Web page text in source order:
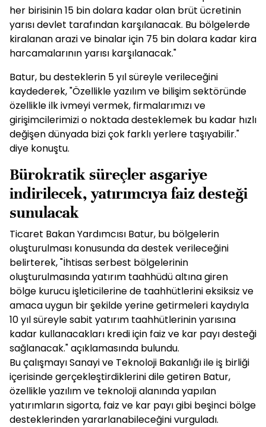
her birisinin 15 bin dolara kadar olan brüt ücretinin
yarısı devlet tarafından karşılanacak. Bu bölgelerde
kiralanan arazi ve binalar için 75 bin dolara kadar kira
harcamalarının yarısı karşılanacak."
Batur, bu desteklerin 5 yıl süreyle verileceğini
kaydederek, "Özellikle yazılım ve bilişim sektöründe
özellikle ilk ivmeyi vermek, firmalarımızı ve
girişimcilerimizi o noktada desteklemek bu kadar hızlı
değişen dünyada bizi çok farklı yerlere taşıyabilir."
diye konuştu.
Bürokratik süreçler asgariye
indirilecek, yatırımcıya faiz desteği
sunulacak
Ticaret Bakan Yardımcısı Batur, bu bölgelerin
oluşturulması konusunda da destek verileceğini
belirterek, "İhtisas serbest bölgelerinin
oluşturulmasında yatırım taahhüdü altına giren
bölge kurucu işleticilerine de taahhütlerini eksiksiz ve
amaca uygun bir şekilde yerine getirmeleri kaydıyla
10 yıl süreyle sabit yatırım taahhütlerinin yarısına
kadar kullanacakları kredi için faiz ve kar payı desteği
sağlanacak." açıklamasında bulundu.
Bu çalışmayı Sanayi ve Teknoloji Bakanlığı ile iş birliği
içerisinde gerçekleştirdiklerini dile getiren Batur,
özellikle yazılım ve teknoloji alanında yapılan
yatırımların sigorta, faiz ve kar payı gibi beşinci bölge
desteklerinden yararlanabileceğini vurguladı.